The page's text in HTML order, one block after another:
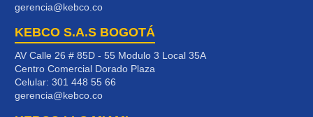
gerencia@kebco.co
KEBCO S.A.S BOGOTÁ
AV Calle 26 # 85D - 55 Modulo 3 Local 35A
Centro Comercial Dorado Plaza
Celular: 301 448 55 66
gerencia@kebco.co